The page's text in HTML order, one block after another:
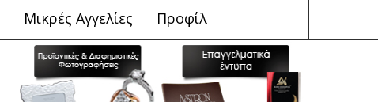
Μικρές Αγγελίες Προφίλ